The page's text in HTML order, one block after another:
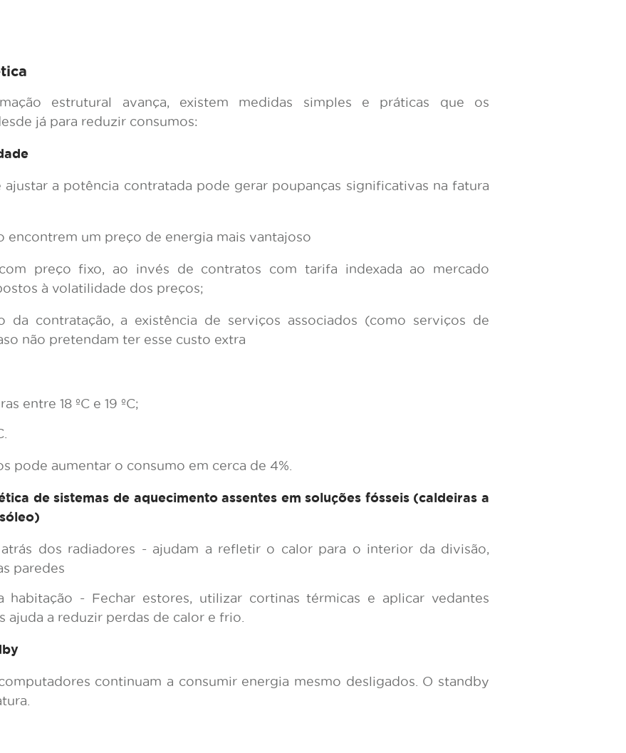
estrutural avança, existem medidas simples e práticas que os
já para reduzir consumos:
a potência contratada pode gerar poupanças significativas na fatura
encontrem um preço de energia mais vantajoso
preço fixo, ao invés de contratos com tarifa indexada ao mercado
à volatilidade dos preços;
da contratação, a existência de serviços associados (como serviços de
não pretendam ter esse custo extra
entre 18 ºC e 19 ºC;
pode aumentar o consumo em cerca de 4%.
de sistemas de aquecimento assentes em soluções fósseis (caldeiras a
dos radiadores - ajudam a refletir o calor para o interior da divisão,
paredes
habitação - Fechar estores, utilizar cortinas térmicas e aplicar vedantes
ajuda a reduzir perdas de calor e frio.
continuam a consumir energia mesmo desligados. O standby